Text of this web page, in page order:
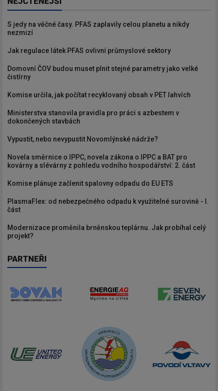
S jedy na věčné časy. PFAS zaplavily celou planetu a nikdy
nezmizí
Jak regulace látek PFAS ovlivní průmyslové sektory
Domovní ČOV budou muset plnit stejné parametry jako velké
čistírny
Komise určila, jak počítat recyklovaný obsah v PET lahvích
Ministerstva stanovila pravidla pro práci s azbestem v
dokončených stavbách
Vypustit, nebo nevypustit Novomlýnské nádrže?
Novela směrnice o IPPC, novela zákona o IPPC a BAT pro
kovárny a slévárny z pohledu vodního hospodářství: 2. část
Komise plánuje začlenit spalovny odpadu do EU ETS
PlasmaFlex: od nebezpečného odpadu k využitelné surovině - I.
část
Modernizace proměnila brněnskou teplárnu. Jak probíhal celý
projekt?
PARTNEŘI